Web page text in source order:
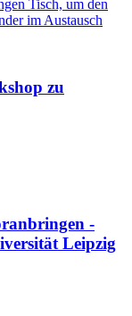
zu
-
Leipzig